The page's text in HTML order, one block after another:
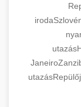
iroda
utazás
Janeiro
utazás